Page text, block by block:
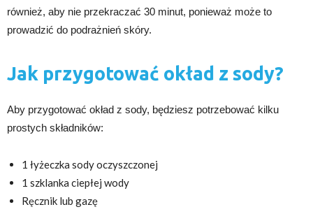
również, aby nie przekraczać 30 minut, ponieważ może to
prowadzić do podrażnień skóry.
Jak przygotować okład z sody?
Aby przygotować okład z sody, będziesz potrzebować kilku
prostych składników:
1 łyżeczka sody oczyszczonej
1 szklanka ciepłej wody
Ręcznik lub gazę